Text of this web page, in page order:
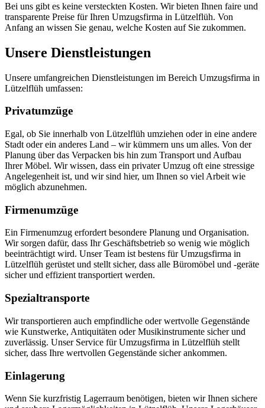
Bei uns gibt es keine versteckten Kosten. Wir bieten Ihnen faire und
transparente Preise für Ihren Umzugsfirma in Lützelflüh. Von
Anfang an wissen Sie genau, welche Kosten auf Sie zukommen.
Unsere Dienstleistungen
Unsere umfangreichen Dienstleistungen im Bereich Umzugsfirma in
Lützelflüh umfassen:
Privatumzüge
Egal, ob Sie innerhalb von Lützelflüh umziehen oder in eine andere
Stadt oder ein anderes Land – wir kümmern uns um alles. Von der
Planung über das Verpacken bis hin zum Transport und Aufbau
Ihrer Möbel. Wir wissen, dass ein privater Umzug oft eine stressige
Angelegenheit ist, und wir sind hier, um Ihnen so viel Arbeit wie
möglich abzunehmen.
Firmenumzüge
Ein Firmenumzug erfordert besondere Planung und Organisation.
Wir sorgen dafür, dass Ihr Geschäftsbetrieb so wenig wie möglich
beeinträchtigt wird. Unser Team ist bestens für Umzugsfirma in
Lützelflüh gerüstet und stellt sicher, dass alle Büromöbel und -geräte
sicher und effizient transportiert werden.
Spezialtransporte
Wir transportieren auch empfindliche oder wertvolle Gegenstände
wie Kunstwerke, Antiquitäten oder Musikinstrumente sicher und
zuverlässig. Unser Service für Umzugsfirma in Lützelflüh stellt
sicher, dass Ihre wertvollen Gegenstände sicher ankommen.
Einlagerung
Wenn Sie kurzfristig Lagerraum benötigen, bieten wir Ihnen sichere